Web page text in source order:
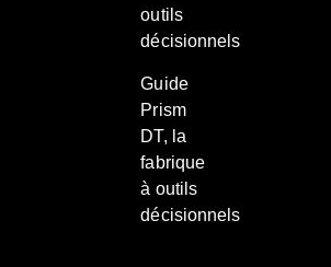
outils
décisionnels
Guide
Prism
DT, la
fabrique
à outils
décisionnels